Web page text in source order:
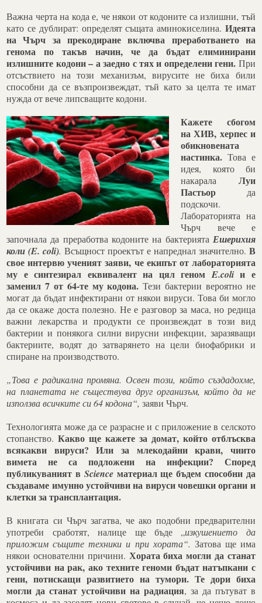
Важна черта на кода е, че някои от кодоните са излишни, тъй
като се дублират: определят същата аминокиселина. Идеята
на Чърч за прекодиране включва преработването на
генома по такъв начин, че да бъдат елиминирани
излишните кодони – а заедно с тях и определени гени. При
отсъствието на този механизъм, вирусите не биха били
способни да се възпроизвеждат, тъй като за целта те имат
нужда от вече липсващите кодони.
Кажете сбогом
на ХИВ, херпес и
обикновената
настинка. Това е
идея, която би
накарала Луи
Пастьор да
подскочи.
Лабораторията на
Чърч вече е
започнала да преработва кодоните на бактерията Ешерихия
коли (E. coli). Всъщност проектът е напреднал значително. В
свое интервю ученият заяви, че екипът от лабораторията
му е синтезирал еквивалент на цял геномE.coliи е
заменил 7 от 64-те му кодона. Тези бактерии вероятно не
могат да бъдат инфектирани от някои вируси. Това би могло
да се окаже доста полезно. Не е разговор за маса, но редица
важни лекарства и продукти се произвеждат в този вид
бактерии и понякога силни вирусни инфекции, заразяващи
бактериите, водят до затварянето на цели биофабрики и
спиране на производството.
„Това е радикална промяна. Освен този, който създадохме,
на планетата не съществува друг организъм, който да не
използва всичките си 64 кодона“, заяви Чърч.
Технологията може да се разрасне и с приложение в селското
стопанство.Какво ще кажете за домат, който отблъсква
всякакви вируси? Или за млекодайни крави, чиито
вимета не са подложени на инфекции? Според
публикуваният в Scienceматериал ще бъдем способни да
създаваме имунно устойчиви на вируси човешки органи и
клетки за трансплантация.
В книгата си Чърч загатва, че ако подобни предварителни
употреби сработят, налице ще бъде „изкушението да
приложим същите техники и при хората“. Затова ще има
някои основателни причини. Хората биха могли да станат
устойчиви на рак, ако техните геноми бъдат натъпкани с
гени, потискащи развитието на тумори. Те дори биха
могли да станат устойчиви на радиация, за да пътуват в